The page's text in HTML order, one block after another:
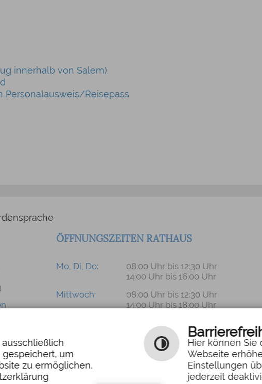
innerhalb von Salem)
Reisepass
|
ÖFFNUNGSZEITEN RATHAUS
Mo, Di, Do:
08:00 Uhr bis 12:30 Uhr
14:00 Uhr bis 16:00 Uhr
Mittwoch:
08:00 Uhr bis 12:30 Uhr
14:00 Uhr bis 18:00 Uhr
um
zu ermöglichen.
Hier können Sie
Webseite
Einstellungen
jederzeit